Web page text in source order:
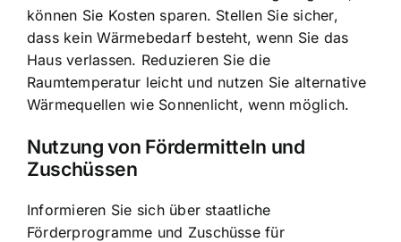
können Sie Kosten sparen. Stellen Sie sicher,
dass kein Wärmebedarf besteht, wenn Sie das
Haus verlassen. Reduzieren Sie die
Raumtemperatur leicht und nutzen Sie alternative
Wärmequellen wie Sonnenlicht, wenn möglich.
Nutzung von Fördermitteln und
Zuschüssen
Informieren Sie sich über staatliche
Förderprogramme und Zuschüsse für